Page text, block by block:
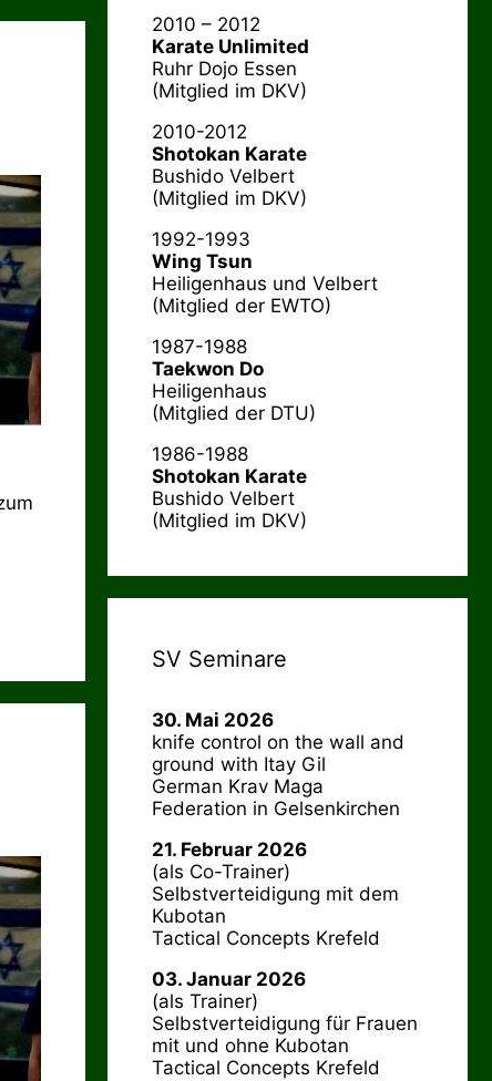
2010 – 2012
Karate Unlimited
Ruhr Dojo Essen
(Mitglied im DKV)
2010-2012
Shotokan Karate
Bushido Velbert
(Mitglied im DKV)
1992-1993
Wing Tsun
Heiligenhaus und Velbert
(Mitglied der EWTO)
1987-1988
Taekwon Do
Heiligenhaus
(Mitglied der DTU)
1986-1988
Shotokan Karate
Bushido Velbert
(Mitglied im DKV)
SV Seminare
30. Mai 2026
knife control on the wall and
ground with Itay Gil
German Krav Maga
Federation in Gelsenkirchen
21. Februar 2026
(als Co-Trainer)
Selbstverteidigung mit dem
Kubotan
Tactical Concepts Krefeld
03. Januar 2026
(als Trainer)
Selbstverteidigung für Frauen
mit und ohne Kubotan
Tactical Concepts Krefeld